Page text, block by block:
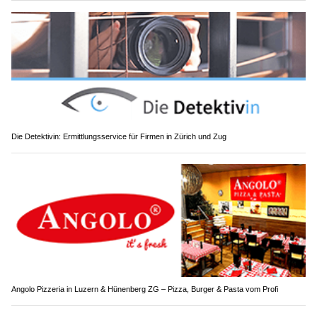
Die Detektivin: Ermittlungsservice für Firmen in Zürich und Zug
Angolo Pizzeria in Luzern & Hünenberg ZG – Pizza, Burger & Pasta vom Profi